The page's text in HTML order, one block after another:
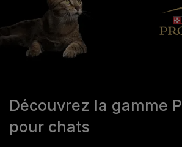
Découvrez la gamme
pour chats